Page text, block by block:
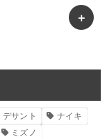
デサント
ナイキ
ミズノ